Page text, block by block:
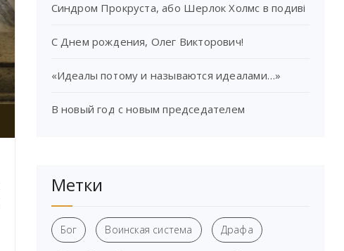
Синдром Прокруста, або Шерлок Холмс в подиві
С Днем рождения, Олег Викторович!
«Идеалы потому и называются идеалами…»
В новый год с новым председателем
Метки
Бог Воинская система Драфа